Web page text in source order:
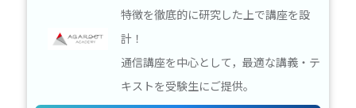
特徴を徹底的に研究した上で講座を設
計！
通信講座を中心として，最適な講義・テ
キストを受験生にご提供。